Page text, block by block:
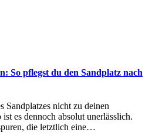
So pflegst du den Sandplatz nach
Sandplatzes nicht zu deinen
es dennoch absolut unerlässlich.
die letztlich eine…